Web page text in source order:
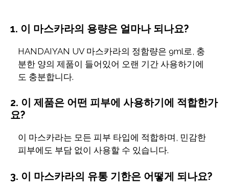
1. 이 마스카라의 용량은 얼마나 되나요?
HANDAIYAN UV 마스카라의 정함량은 9ml로, 충
분한 양의 제품이 들어있어 오랜 기간 사용하기에
도 충분합니다.
2. 이 제품은 어떤 피부에 사용하기에 적합한가
요?
이 마스카라는 모든 피부 타입에 적합하며, 민감한
피부에도 부담 없이 사용할 수 있습니다.
3. 이 마스카라의 유통 기한은 어떻게 되나요?